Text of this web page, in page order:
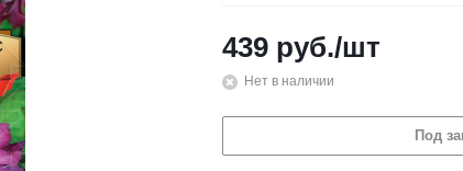
439 руб./шт
Нет в наличии
Под